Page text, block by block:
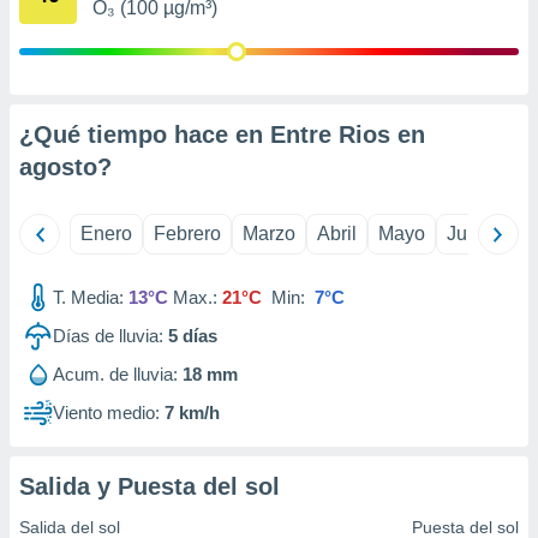
su
en
de
datos
O₃ (100 µg/m³)
¿Qué tiempo hace en Entre Rios en
agosto?
Enero Febrero Marzo Abril Mayo Junio
T. Media: 13°C Max.: 21°C Min: 7°C
Días de lluvia: 5 días
Acum. de lluvia: 18 mm
Viento medio: 7 km/h
Salida y Puesta del sol
Salida del sol Puesta del sol